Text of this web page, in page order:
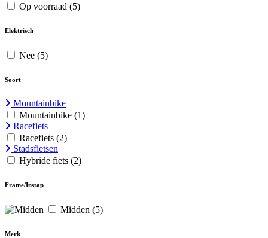
Op voorraad (5)
Elektrisch
Nee (5)
Soort
Mountainbike
Mountainbike (1)
Racefiets
Racefiets (2)
Stadsfietsen
Hybride fiets (2)
Frame/Instap
Midden (5)
Merk